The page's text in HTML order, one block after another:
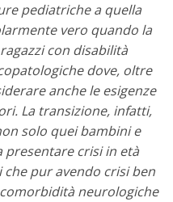
pediatriche a quella
vero quando la
con disabilità
dove, oltre
anche le esigenze
La transizione, infatti,
solo quei bambini e
presentare crisi in età
pur avendo crisi ben
neurologiche